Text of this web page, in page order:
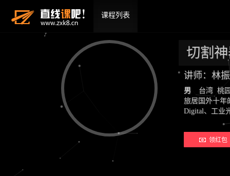
课程列表
切割神
讲师：林
男
台湾 桃
旅居国外十年
Digital、工业
领红包